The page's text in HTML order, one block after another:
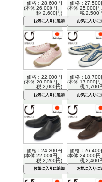
価格：28,600円
(本体 26,000円、
税 2,600円)
価格：27,500
(本体 25,000円
税 2,500
価格：22,000円
(本体 20,000円、
税 2,000円)
価格：18,700
(本体 17,000円
税 1,700
価格：24,200円
(本体 22,000円、
税 2,200円)
価格：26,400
(本体 24,000円
税 2,400